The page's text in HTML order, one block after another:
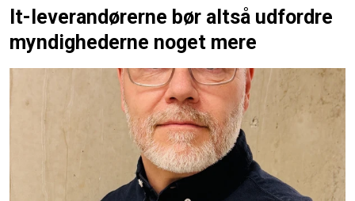
It-leverandørerne bør altså udfordre
myndighederne noget mere